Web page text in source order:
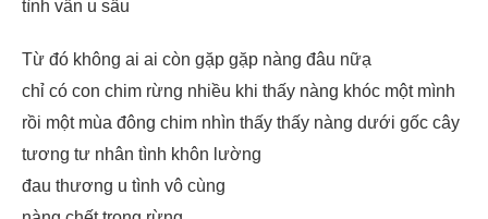
tình vẫn u sầu
Từ đó không ai ai còn gặp gặp nàng đâu nữạ
chỉ có con chim rừng nhiều khi thấy nàng khóc một mình
rồi một mùa đông chim nhìn thấy thấy nàng dưới gốc cây
tương tư nhân tình khôn lường
đau thương u tình vô cùng